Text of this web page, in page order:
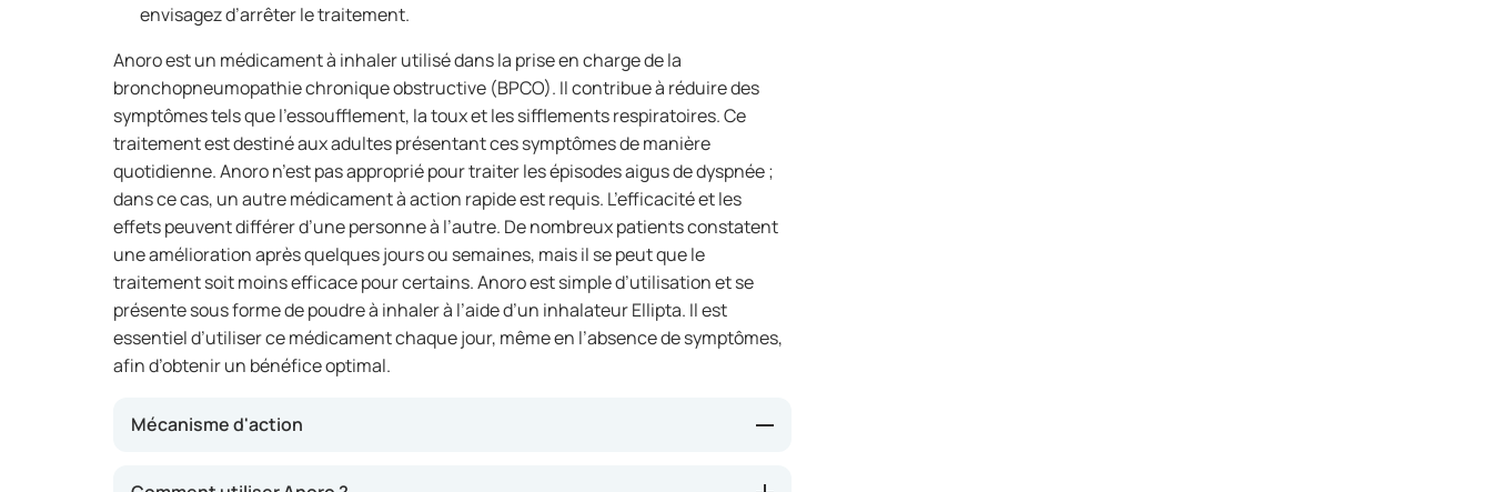
envisagez d’arrêter le traitement.
Anoro est un médicament à inhaler utilisé dans la prise en charge de la
bronchopneumopathie chronique obstructive (BPCO). Il contribue à réduire des
symptômes tels que l’essoufflement, la toux et les sifflements respiratoires. Ce
traitement est destiné aux adultes présentant ces symptômes de manière
quotidienne. Anoro n’est pas approprié pour traiter les épisodes aigus de dyspnée ;
dans ce cas, un autre médicament à action rapide est requis. L’efficacité et les
effets peuvent différer d’une personne à l’autre. De nombreux patients constatent
une amélioration après quelques jours ou semaines, mais il se peut que le
traitement soit moins efficace pour certains. Anoro est simple d’utilisation et se
présente sous forme de poudre à inhaler à l’aide d’un inhalateur Ellipta. Il est
essentiel d’utiliser ce médicament chaque jour, même en l’absence de symptômes,
afin d’obtenir un bénéfice optimal.
Mécanisme d'action